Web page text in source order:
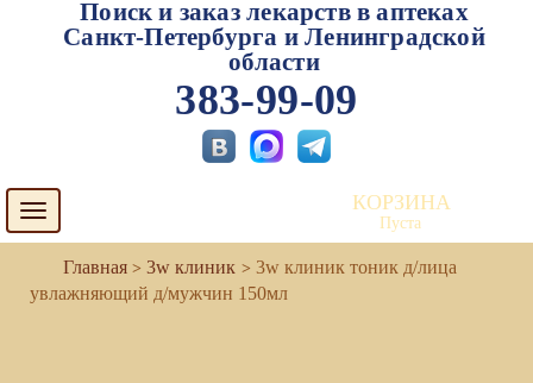
Поиск и заказ лекарств в аптеках
Санкт-Петербурга и Ленинградской
области
383-99-09
Toggle
navigation
КОРЗИНА
Пуста
3w клиник
3w клиник тоник д/лица
увлажняющий д/мужчин 150мл